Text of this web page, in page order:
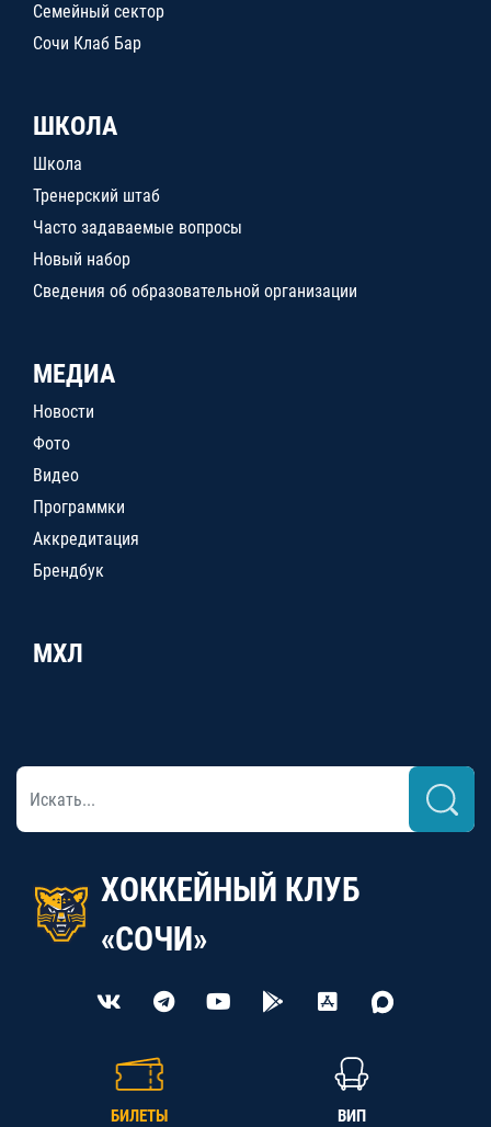
Семейный сектор
Сочи Клаб Бар
ШКОЛА
Школа
Тренерский штаб
Часто задаваемые вопросы
Новый набор
Сведения об образовательной организации
МЕДИА
Новости
Фото
Видео
Программки
Аккредитация
Брендбук
МХЛ
ХОККЕЙНЫЙ КЛУБ
«СОЧИ»
БИЛЕТЫ ВИП